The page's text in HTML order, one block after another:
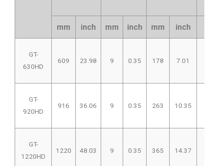
mm inch mm inch mm inch
GT-
630HD
609 23.98 9 0.35 178 7.01
GT-
920HD
916 36.06 9 0.35 263 10.35
GT-
1220HD
1220 48.03 9 0.35 365 14.37